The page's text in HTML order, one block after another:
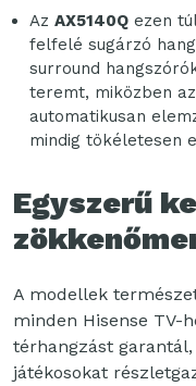
Az AX5140Q ezen
felfelé sugárzó
surround
teremt, miközben
automatikusan
mindig tökéletesen
Egyszerű
A modellek
minden Hisense TV-
térhangzást
játékosokat